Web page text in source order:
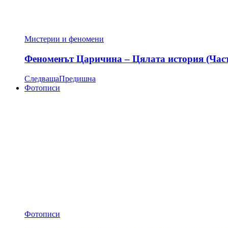
Мистерии и феномени
Феноменът Царичина – Цялата история
СледващаПредишна
Фотописи
Фотописи